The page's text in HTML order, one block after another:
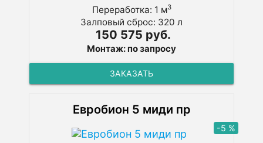
Переработка: 1 м3
Залповый сброс: 320 л
150 575 руб.
Монтаж: по запросу
ЗАКАЗАТЬ
Евробион 5 миди пр
-5 %